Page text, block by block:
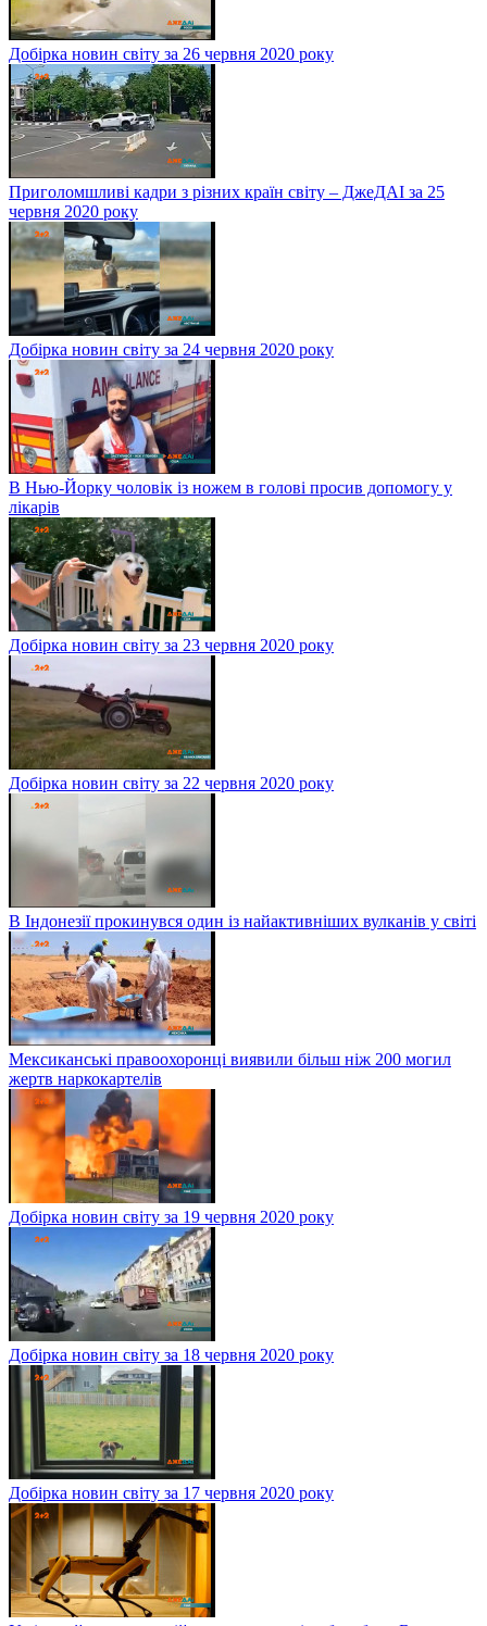
Добірка новин світу за 26 червня 2020 року
Приголомшливі кадри з різних країн світу – ДжеДАІ за 25
червня 2020 року
Добірка новин світу за 24 червня 2020 року
В Нью-Йорку чоловік із ножем в голові просив допомогу у
лікарів
Добірка новин світу за 23 червня 2020 року
Добірка новин світу за 22 червня 2020 року
В Індонезії прокинувся один із найактивніших вулканів у світі
Мексиканські правоохоронці виявили більш ніж 200 могил
жертв наркокартелів
Добірка новин світу за 19 червня 2020 року
Добірка новин світу за 18 червня 2020 року
Добірка новин світу за 17 червня 2020 року